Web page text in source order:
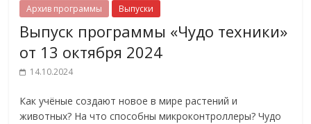
Архив программы Выпуски
Выпуск программы «Чудо техники»
от 13 октября 2024
14.10.2024
Как учёные создают новое в мире растений и
животных? На что способны микроконтроллеры? Чудо